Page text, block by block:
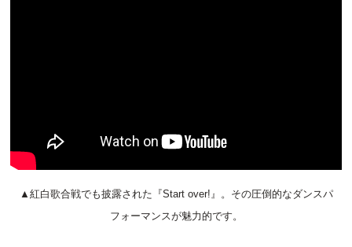
▲紅白歌合戦でも披露された『Start over!』。その圧倒的なダンスパ
フォーマンスが魅力的です。